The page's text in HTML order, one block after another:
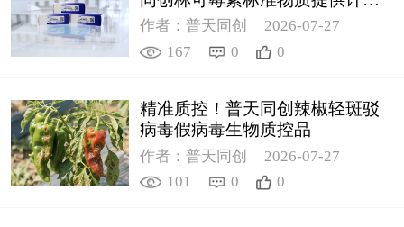
支撑
作者：普天同创
2026-07-27
167
0 0
精准质控！普天同创辣椒轻斑驳
病毒假病毒生物质控品
作者：普天同创
2026-07-27
101
0 0